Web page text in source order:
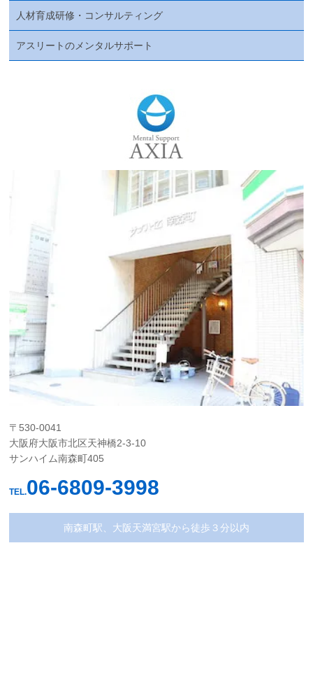
人材育成研修・コンサルティング
アスリートのメンタルサポート
〒530-0041
大阪府大阪市北区天神橋2-3-10
サンハイム南森町405
TEL.06-6809-3998
南森町駅、大阪天満宮駅から徒歩３分以内